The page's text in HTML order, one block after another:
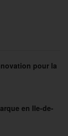
pour la
en Ile-de-